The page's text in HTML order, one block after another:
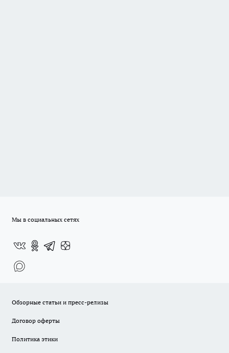
Мы в социальных сетях
Обзорные статьи и пресс-релизы
Договор оферты
Политика этики